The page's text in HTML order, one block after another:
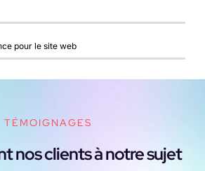
pour le site web
TÉMOIGNAGES
nos clients à notre sujet